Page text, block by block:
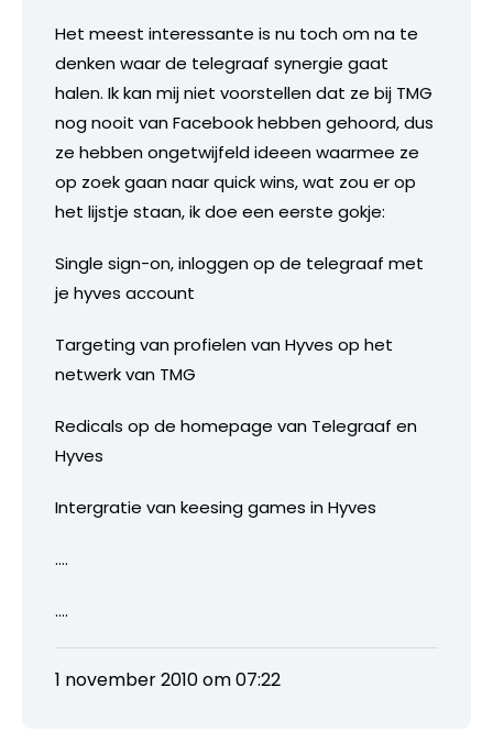
Het meest interessante is nu toch om na te
denken waar de telegraaf synergie gaat
halen. Ik kan mij niet voorstellen dat ze bij TMG
nog nooit van Facebook hebben gehoord, dus
ze hebben ongetwijfeld ideeen waarmee ze
op zoek gaan naar quick wins, wat zou er op
het lijstje staan, ik doe een eerste gokje:
Single sign-on, inloggen op de telegraaf met
je hyves account
Targeting van profielen van Hyves op het
netwerk van TMG
Redicals op de homepage van Telegraaf en
Hyves
Intergratie van keesing games in Hyves
….
….
1 november 2010 om 07:22